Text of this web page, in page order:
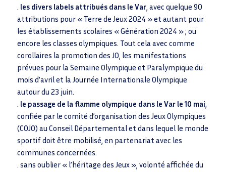
. les divers labels attribués dans le Var , avec quelque 90
attributions pour « Terre de Jeux 2024 » et autant pour
les établissements scolaires « Génération 2024 » ; ou
encore les classes olympiques. Tout cela avec comme
corollaires la promotion des JO, les manifestations
prévues pour la Semaine Olympique et Paralympique du
mois d’avril et la Journée Internationale Olympique
autour du 23 juin.
. le passage de la flamme olympique dans le Var le 10 mai
confiée par le comité d’organisation des Jeux Olympiques
(COJO) au Conseil Départemental et dans lequel le monde
sportif doit être mobilisé, en partenariat avec les
communes concernées.
. sans oublier « l’héritage des Jeux », volonté affichée du